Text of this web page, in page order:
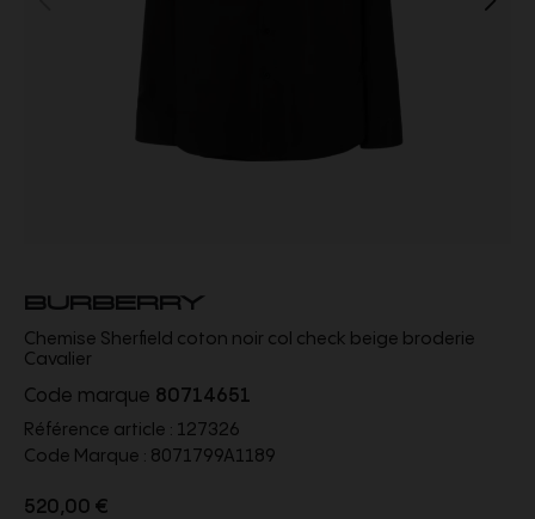
BURBERRY
Chemise Sherfield coton noir col check beige broderie
Cavalier
Code marque 80714651
Référence article : 127326
Code Marque : 8071799A1189
520,00 €